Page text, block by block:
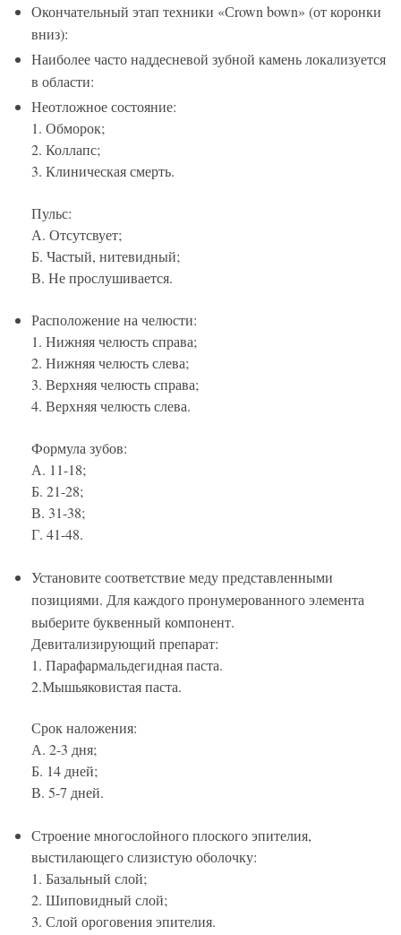
Окончательный этап техники «Сrown bown» (от коронки
вниз):
Наиболее часто наддесневой зубной камень локализуется
в области:
Неотложное состояние:
1. Обморок;
2. Коллапс;
3. Клиническая смерть.
Пульс:
А. Отсутсвует;
Б. Частый, нитевидный;
В. Не прослушивается.
Расположение на челюсти:
1. Нижняя челюсть справа;
2. Нижняя челюсть слева;
3. Верхняя челюсть справа;
4. Верхняя челюсть слева.
Формула зубов:
А. 11-18;
Б. 21-28;
В. 31-38;
Г. 41-48.
Установите соответствие меду представленными
позициями. Для каждого пронумерованного элемента
выберите буквенный компонент.
Девитализирующий препарат:
1. Парафармальдегидная паста.
2.Мышьяковистая паста.
Срок наложения:
А. 2-3 дня;
Б. 14 дней;
В. 5-7 дней.
Строение многослойного плоского эпителия,
выстилающего слизистую оболочку:
1. Базальный слой;
2. Шиповидный слой;
3. Слой ороговения эпителия.